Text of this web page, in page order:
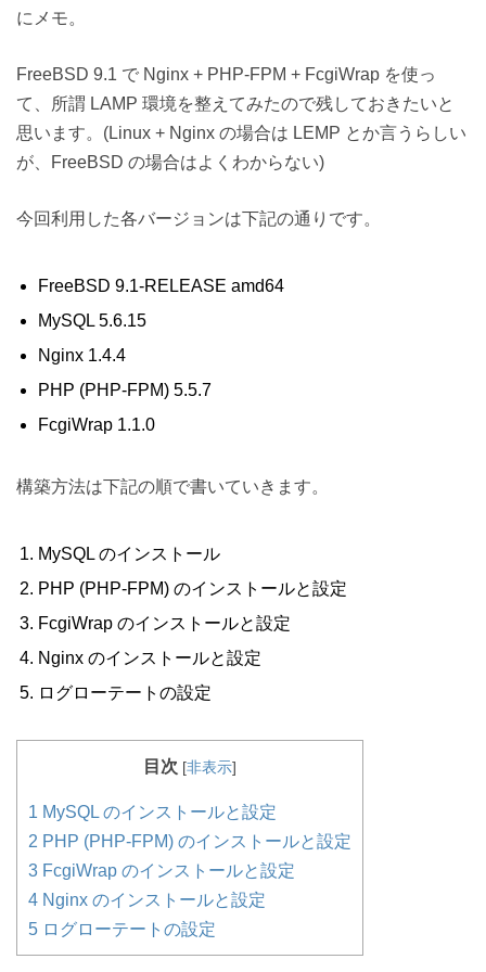
にメモ。
FreeBSD 9.1 で Nginx + PHP-FPM + FcgiWrap を使っ
て、所謂 LAMP 環境を整えてみたので残しておきたいと
思います。(Linux + Nginx の場合は LEMP とか言うらしい
が、FreeBSD の場合はよくわからない)
今回利用した各バージョンは下記の通りです。
FreeBSD 9.1-RELEASE amd64
MySQL 5.6.15
Nginx 1.4.4
PHP (PHP-FPM) 5.5.7
FcgiWrap 1.1.0
構築方法は下記の順で書いていきます。
MySQL のインストール
PHP (PHP-FPM) のインストールと設定
FcgiWrap のインストールと設定
Nginx のインストールと設定
ログローテートの設定
目次 [非表示]
1 MySQL のインストールと設定
2 PHP (PHP-FPM) のインストールと設定
3 FcgiWrap のインストールと設定
4 Nginx のインストールと設定
5 ログローテートの設定